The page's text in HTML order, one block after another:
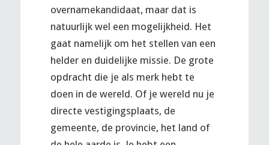
overnamekandidaat, maar dat is
natuurlijk wel een mogelijkheid. Het
gaat namelijk om het stellen van een
helder en duidelijke missie. De grote
opdracht die je als merk hebt te
doen in de wereld. Of je wereld nu je
directe vestigingsplaats, de
gemeente, de provincie, het land of